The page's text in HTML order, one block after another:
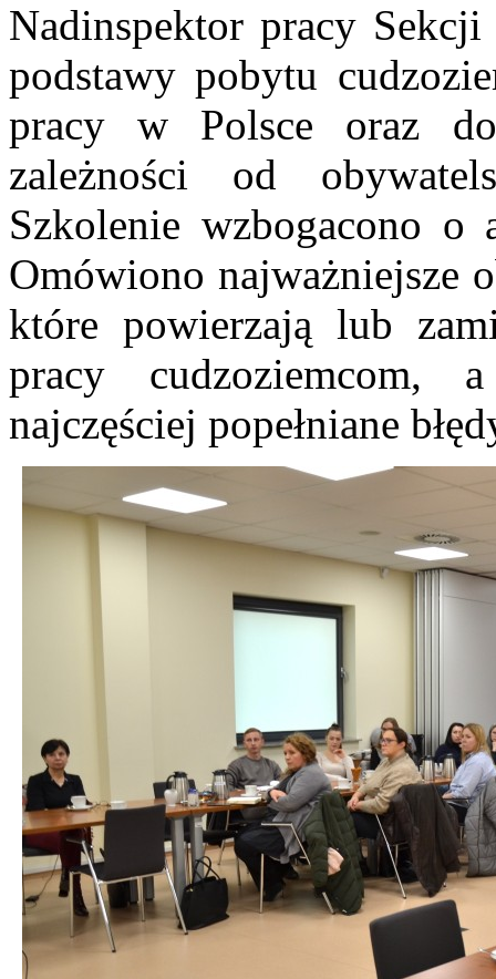
Nadinspektor pracy
podstawy pobytu
pracy w Polsce oraz
zależności od
Szkolenie wzbogacono o
Omówiono najważniejsze
które powierzają lub
pracy cudzoziemcom,
najczęściej popełniane